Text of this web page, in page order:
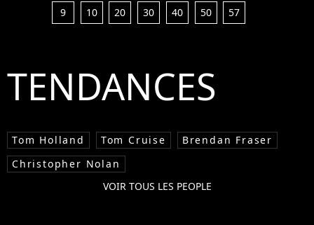
9
10 20 30 40 50 57
TENDANCES
Tom Holland Tom Cruise
Brendan Fraser
Christopher Nolan
VOIR TOUS LES PEOPLE